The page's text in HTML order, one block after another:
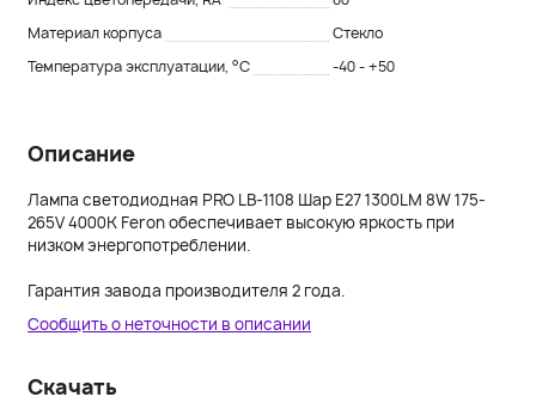
Скачать
Описание
Лампа светодиодная PRO LB-1108 Шар E27 1300LM 8W 175-
265V 4000K Feron обеспечивает высокую яркость при
низком энергопотреблении.
Гарантия завода производителя 2 года.
Материал корпуса
Стекло
Температура эксплуатации, °C
-40 - +50
Сообщить о неточности в описании